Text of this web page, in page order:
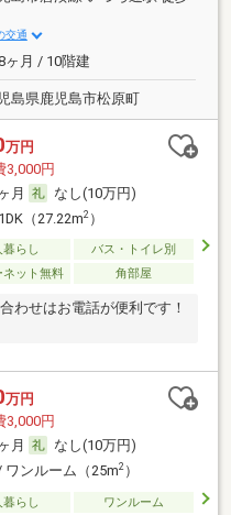
交通
ヶ月 / 10階建
島県鹿児島市松原町
万円
3,000円
月
なし(10万円)
（27.22m2）
暮らし
バス・トイレ別
ネット無料 角部屋
わせはお電話が便利です！
万円
3,000円
月
なし(10万円)
ワンルーム（25m2）
暮らし
ワンルーム